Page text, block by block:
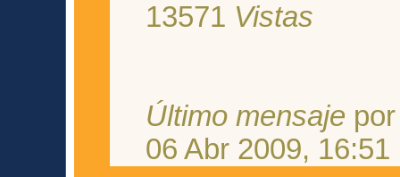
13571 Vistas
Último mensaje
06 Abr 2009, 16:51